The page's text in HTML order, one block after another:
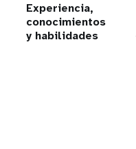
Experiencia,
conocimientos
y habilidades